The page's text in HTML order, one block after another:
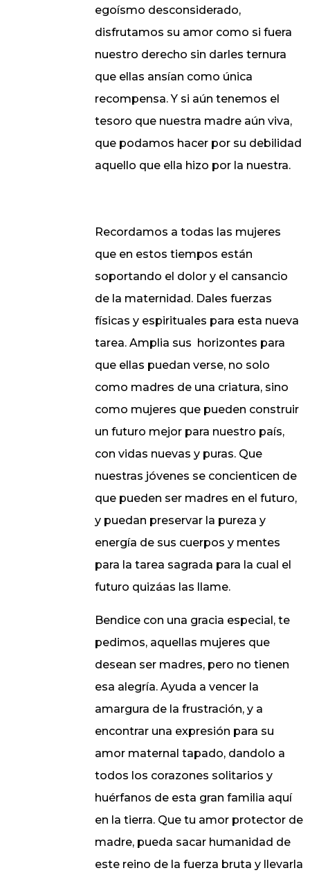
egoísmo desconsiderado,
disfrutamos su amor como si fuera
nuestro derecho sin darles ternura
que ellas ansían como única
recompensa. Y si aún tenemos el
tesoro que nuestra madre aún viva,
que podamos hacer por su debilidad
aquello que ella hizo por la nuestra.
Recordamos a todas las mujeres
que en estos tiempos están
soportando el dolor y el cansancio
de la maternidad. Dales fuerzas
físicas y espirituales para esta nueva
tarea. Amplia sus horizontes para
que ellas puedan verse, no solo
como madres de una criatura, sino
como mujeres que pueden construir
un futuro mejor para nuestro país,
con vidas nuevas y puras. Que
nuestras jóvenes se concienticen de
que pueden ser madres en el futuro,
y puedan preservar la pureza y
energía de sus cuerpos y mentes
para la tarea sagrada para la cual el
futuro quizáas las llame.
Bendice con una gracia especial, te
pedimos, aquellas mujeres que
desean ser madres, pero no tienen
esa alegría. Ayuda a vencer la
amargura de la frustración, y a
encontrar una expresión para su
amor maternal tapado, dandolo a
todos los corazones solitarios y
huérfanos de esta gran familia aquí
en la tierra. Que tu amor protector de
madre, pueda sacar humanidad de
este reino de la fuerza bruta y llevarla